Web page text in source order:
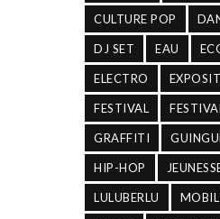
CULTURE POP
DJ SET EAU
ELECTRO
FESTIVAL
GRAFFITI
HIP-HOP
LULUBERLU